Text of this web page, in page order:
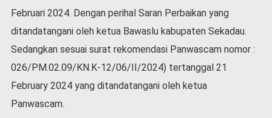
Februari 2024. Dengan perihal Saran Perbaikan yang
ditandatangani oleh ketua Bawaslu kabupaten Sekadau.
Sedangkan sesuai surat rekomendasi Panwascam nomor :
026/PM.02.09/KN.K-12/06/II/2024) tertanggal 21
February 2024 yang ditandatangani oleh ketua
Panwascam.